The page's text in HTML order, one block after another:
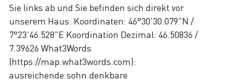
Sie links ab und Sie befinden sich direkt vor
unserem Haus. Koordinaten: 46°30'30.079"N /
7°23'46.528"E Koordination Dezimal: 46.50836 /
7.39626 What3Words
(https://map.what3words.com):
ausreichende.sohn.denkbare